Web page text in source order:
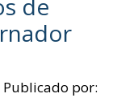
de
Publicado por: